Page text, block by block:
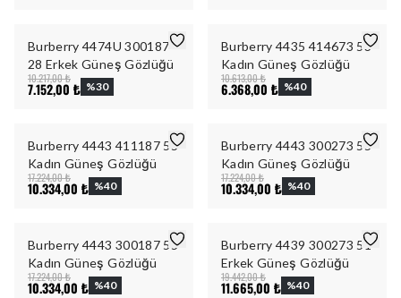
Burberry 4474U 300187
28 Erkek Güneş Gözlüğü
10.217,00 ₺
7.152,00 ₺ %30
Burberry 4435 414673 53
Kadın Güneş Gözlüğü
10.613,00 ₺
6.368,00 ₺ %40
Burberry 4443 411187 55
Kadın Güneş Gözlüğü
17.224,00 ₺
10.334,00 ₺ %40
Burberry 4443 300273 55
Kadın Güneş Gözlüğü
17.224,00 ₺
10.334,00 ₺ %40
Burberry 4443 300187 55
Kadın Güneş Gözlüğü
17.224,00 ₺
10.334,00 ₺ %40
Burberry 4439 300273 51
Erkek Güneş Gözlüğü
19.442,00 ₺
11.665,00 ₺ %40